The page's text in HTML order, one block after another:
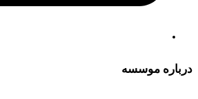
درباره موسسه